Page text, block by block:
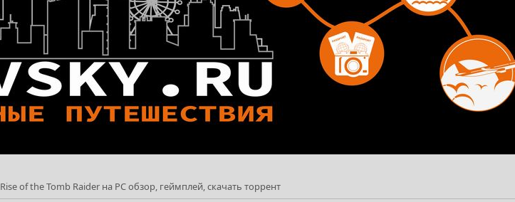
Rise of the Tomb Raider на PC обзор, геймплей, скачать торрент